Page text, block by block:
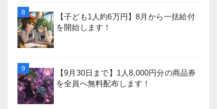
【子ども1人約6万円】8月から一括給付
を開始します！
【9月30日まで】1人8,000円分の商品券
を全員へ無料配布します！